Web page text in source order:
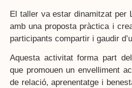
El taller va estar dinamitzat per
amb una proposta pràctica i
participants compartir i gaudir
Aquesta activitat forma part
que promouen un envelliment
de relació, aprenentatge i